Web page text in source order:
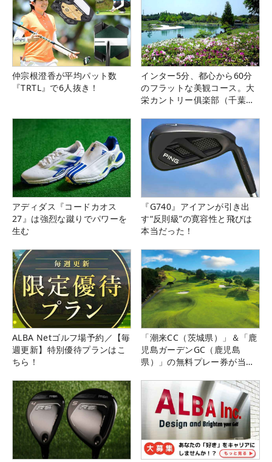
仲宗根澄香が平均パット数
『TRTL』で6人抜き！
インター5分、都心から60分
のフラットな美観コース。大
栄カントリー俱楽部（千葉
アディダス『コードカオス
27』は強烈な蹴りでパワーを
生む
『G740』アイアンが引き出
す“反則級”の寛容性と飛びは
本当だった！
ALBA Netゴルフ場予約／【毎
週更新】特別優待プランはこ
ちら！
「潮来CC（茨城県）」＆「鹿
児島ガーデンGC（鹿児島
県）」の無料プレー券が当た